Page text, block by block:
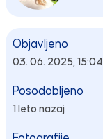
Objavljeno
03. 06. 2025, 15:04
Posodobljeno
1 leto nazaj